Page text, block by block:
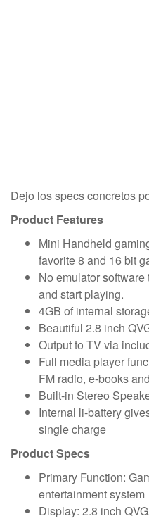
Dejo los specs concretos
Product Features
Mini Handheld
favorite 8 and 16 bit
No emulator
and start playing.
4GB of internal
Beautiful 2.8 inch
Output to TV via
Full media player
FM radio, e-books
Built-in Stereo
Internal li-battery
single charge
Product Specs
Primary Function:
entertainment system
Display: 2.8 inch